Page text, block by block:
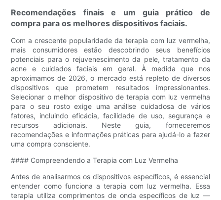
Recomendações finais e um guia prático de
compra para os melhores dispositivos faciais.
Com a crescente popularidade da terapia com luz vermelha,
mais consumidores estão descobrindo seus benefícios
potenciais para o rejuvenescimento da pele, tratamento da
acne e cuidados faciais em geral. À medida que nos
aproximamos de 2026, o mercado está repleto de diversos
dispositivos que prometem resultados impressionantes.
Selecionar o melhor dispositivo de terapia com luz vermelha
para o seu rosto exige uma análise cuidadosa de vários
fatores, incluindo eficácia, facilidade de uso, segurança e
recursos adicionais. Neste guia, forneceremos
recomendações e informações práticas para ajudá-lo a fazer
uma compra consciente.
#### Compreendendo a Terapia com Luz Vermelha
Antes de analisarmos os dispositivos específicos, é essencial
entender como funciona a terapia com luz vermelha. Essa
terapia utiliza comprimentos de onda específicos de luz —